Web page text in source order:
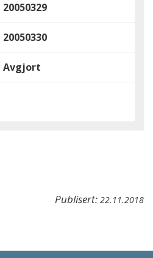
20050329
20050330
Avgjort
Publisert: 22.11.2018